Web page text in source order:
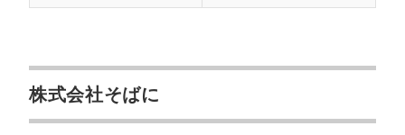
株式会社そばに